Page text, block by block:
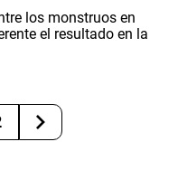
los monstruos en
el resultado en la